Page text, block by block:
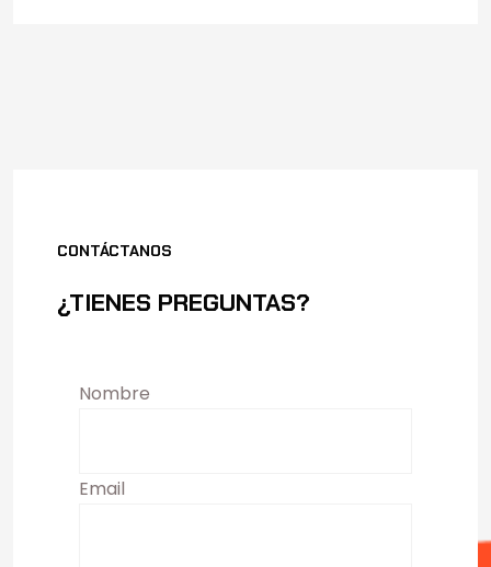
CONTÁCTANOS
¿TIENES PREGUNTAS?
Nombre
Email